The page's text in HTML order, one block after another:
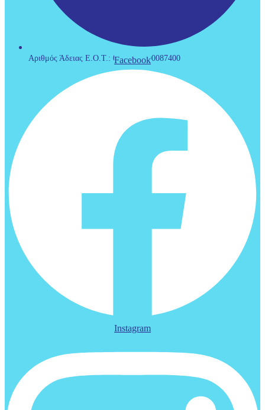
Αριθμός Άδειας Ε.Ο.Τ.: 0933Ε60000087400
Facebook
Instagram